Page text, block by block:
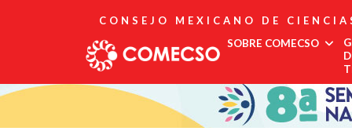
CONSEJO MEXICANO DE
SOBRE COMECSO
Afiliación
Asociados